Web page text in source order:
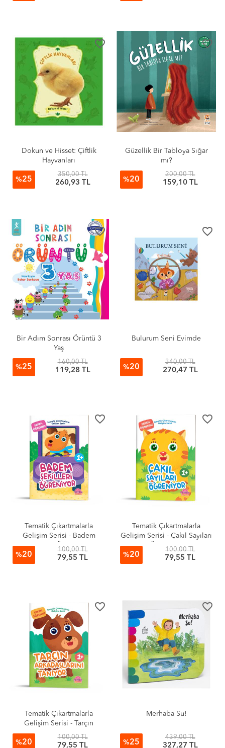
favorite_border
Dokun ve Hisset: Çiftlik
Hayvanları
%25
350,00 TL
260,93 TL
favorite_border
Güzellik Bir Tabloya Sığar
mı?
%20
200,00 TL
159,10 TL
favorite_border
Bir Adım Sonrası Örüntü 3
Yaş
%25
160,00 TL
119,28 TL
favorite_border
Bulurum Seni Evimde
%20
340,00 TL
270,47 TL
favorite_border
Tematik Çıkartmalarla
Gelişim Serisi - Badem
Şekilleri Öğreniyor
%20
100,00 TL
79,55 TL
favorite_border
Tematik Çıkartmalarla
Gelişim Serisi - Çakıl Sayıları
Öğreniyor
%20
100,00 TL
79,55 TL
favorite_border
Tematik Çıkartmalarla
Gelişim Serisi - Tarçın
Arkadaşlarını Tanıyor
%20
100,00 TL
79,55 TL
favorite_border
Merhaba Su!
%25
439,00 TL
327,27 TL